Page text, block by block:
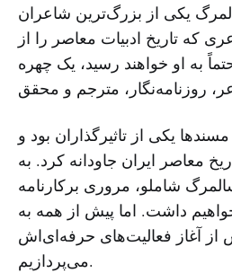
یکی از بزرگ‌ترین شاعران
که تاریخ ادبیات معاصر را از
به او خواهند رسید، یک چهره
یکی از تاثیرگذاران بود و
معاصر ایران جاودانه کرد. به
شاملو، مروری برکارنامه‌
داشت. اما پیش از همه به
آغاز فعالیت‌های حرفه‌ای‌اش
می‌پردازیم.